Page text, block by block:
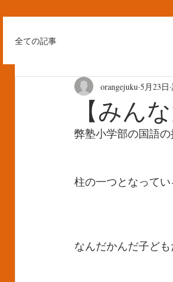
全ての記事
【みん
orangejuku 5月23日
弊塾小学部の国語
柱の一つとなって
なんだかんだ子ど